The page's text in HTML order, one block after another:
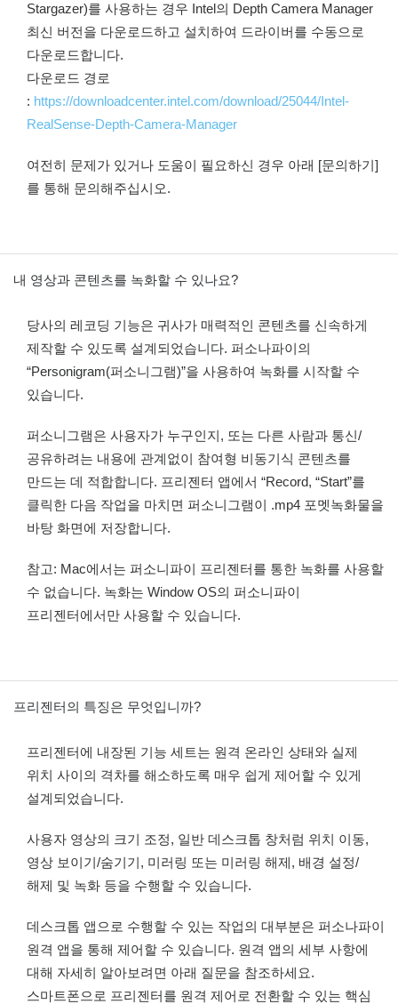
Stargazer)를 사용하는 경우 Intel의 Depth Camera Manager
최신 버전을 다운로드하고 설치하여 드라이버를 수동으로
다운로드합니다.
다운로드 경로
: https://downloadcenter.intel.com/download/25044/Intel-
RealSense-Depth-Camera-Manager
여전히 문제가 있거나 도움이 필요하신 경우 아래 [문의하기]
를 통해 문의해주십시오.
내 영상과 콘텐츠를 녹화할 수 있나요?
당사의 레코딩 기능은 귀사가 매력적인 콘텐츠를 신속하게
제작할 수 있도록 설계되었습니다. 퍼소나파이의
“Personigram(퍼소니그램)”을 사용하여 녹화를 시작할 수
있습니다.
퍼소니그램은 사용자가 누구인지, 또는 다른 사람과 통신/
공유하려는 내용에 관계없이 참여형 비동기식 콘텐츠를
만드는 데 적합합니다. 프리젠터 앱에서 “Record, “Start”를
클릭한 다음 작업을 마치면 퍼소니그램이 .mp4 포멧녹화물을
바탕 화면에 저장합니다.
참고: Mac에서는 퍼소니파이 프리젠터를 통한 녹화를 사용할
수 없습니다. 녹화는 Window OS의 퍼소니파이
프리젠터에서만 사용할 수 있습니다.
프리젠터의 특징은 무엇입니까?
프리젠터에 내장된 기능 세트는 원격 온라인 상태와 실제
위치 사이의 격차를 해소하도록 매우 쉽게 제어할 수 있게
설계되었습니다.
사용자 영상의 크기 조정, 일반 데스크톱 창처럼 위치 이동,
영상 보이기/숨기기, 미러링 또는 미러링 해제, 배경 설정/
해제 및 녹화 등을 수행할 수 있습니다.
데스크톱 앱으로 수행할 수 있는 작업의 대부분은 퍼소나파이
원격 앱을 통해 제어할 수 있습니다. 원격 앱의 세부 사항에
대해 자세히 알아보려면 아래 질문을 참조하세요.
스마트폰으로 프리젠터를 원격 제어로 전환할 수 있는 핵심